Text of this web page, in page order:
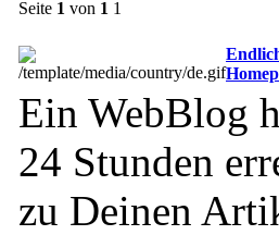
Seite 1 von 1 1
Ein WebBlog
24 Stunden
zu Deinen